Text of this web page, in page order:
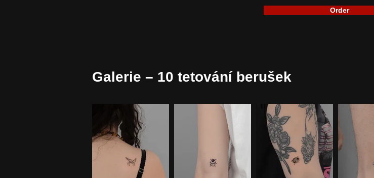
Order
Galerie – 10 tetování berušek